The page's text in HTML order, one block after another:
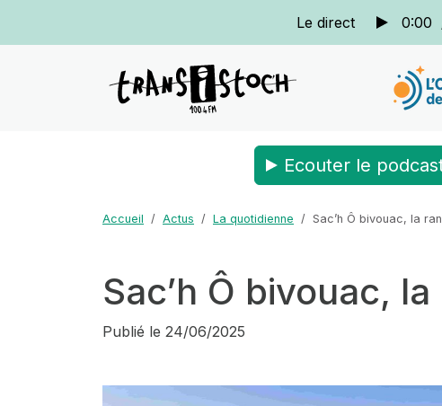
Le direct 0:00
Ecouter le
Accueil Actus La quotidienne Sac’h Ô bivouac, la
Sac’h Ô bivouac,
Publié le 24/06/2025